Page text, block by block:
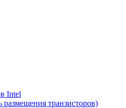
Intel
размещения транзисторов)